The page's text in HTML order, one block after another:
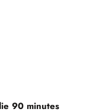
90 minutes